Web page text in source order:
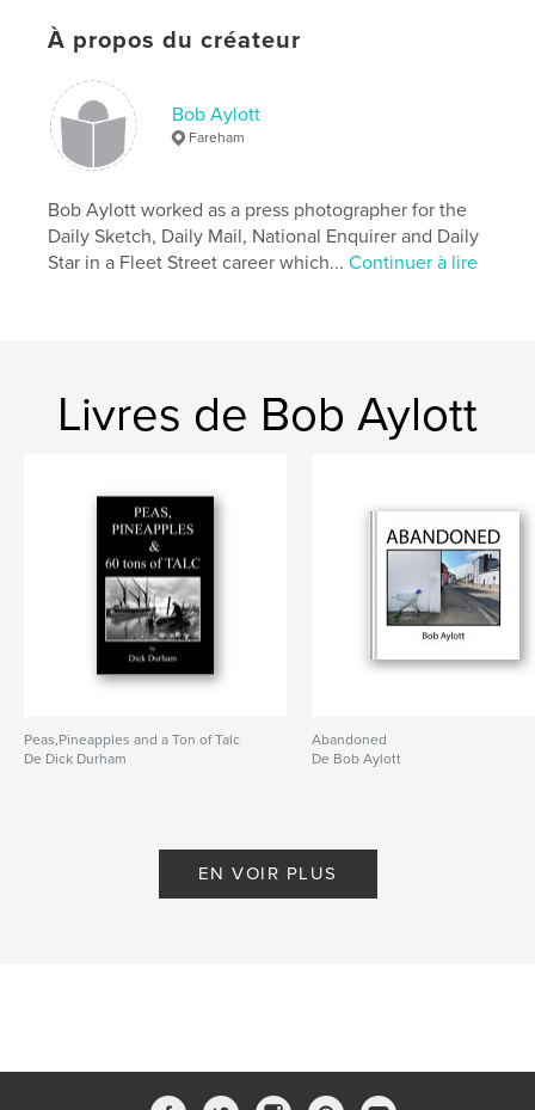
À propos du créateur
Bob Aylott
Fareham
Bob Aylott worked as a press photographer for the
Daily Sketch, Daily Mail, National Enquirer and Daily
Star in a Fleet Street career which...Continuer à lire
Livres de Bob Aylott
Peas,Pineapples and a Ton of Talc
De Dick Durham
Abandoned
De Bob Aylott
EN VOIR PLUS